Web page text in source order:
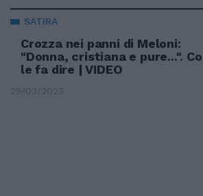
SATIRA
Crozza nei panni di Meloni:
"Donna, cristiana e pure...".
le fa dire | VIDEO
25/03/2023